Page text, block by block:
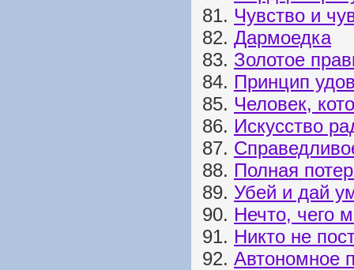
81. Чувство и
82. Дармоедка
83. Золотое
84. Принцип
85. Человек,
86. Искусство
87.
88. Полная
89. Убей и дай
90. Нечто, чего
91. Никто не
92. Автономное